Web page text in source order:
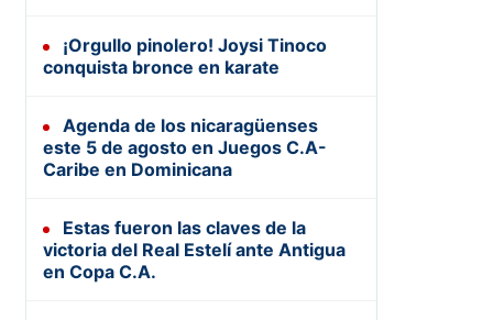
¡Orgullo pinolero! Joysi Tinoco
conquista bronce en karate
Agenda de los nicaragüenses
este 5 de agosto en Juegos C.A-
Caribe en Dominicana
Estas fueron las claves de la
victoria del Real Estelí ante Antigua
en Copa C.A.